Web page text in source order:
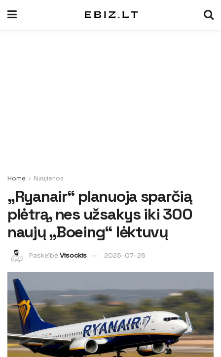
Home Naujienos
„Ryanair“ planuoja sparčią
plėtrą, nes užsakys iki 300
naujų „Boeing“ lėktuvų
PaskelbėVisockis 2025-07-28